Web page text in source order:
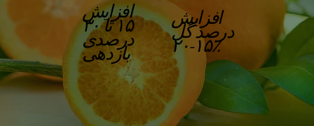
افزایش
۱۵ تا ۳۰
درصدی
بازدهی
افزایش
درصد گل
۱۵-۲۰٪